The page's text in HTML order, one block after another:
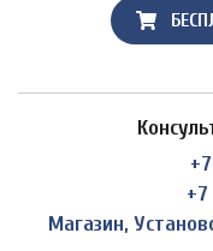
Магазин,